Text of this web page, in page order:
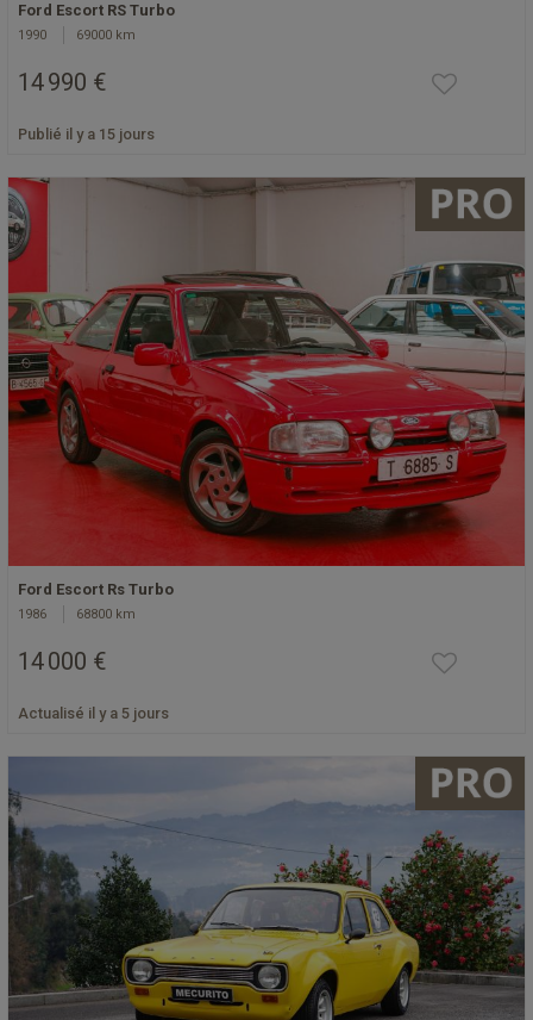
Ford Escort RS Turbo
1990 69000 km
14 990 €
Publié il y a 15 jours
Ford Escort Rs Turbo
1986 68800 km
14 000 €
Actualisé il y a 5 jours